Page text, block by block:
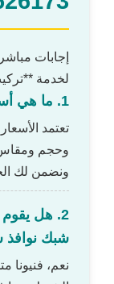
إجابات
لخدمة
1. ما هي أسعار شبك النوافذ للحشرات بجدة؟
تعتمد
وحجم ومقاس
ونضمن لك
شبك نوافذ
نعم،